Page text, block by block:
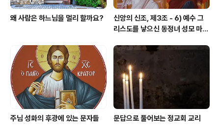
왜 사람은 하느님을 멀리 할까요?
신앙의 신조, 제3조 - 6) 예수 그
리스도를 낳으신 동정녀 성모 마리
주님 성화의 후광에 있는 문자들 문답으로 풀어보는 정교회 교리